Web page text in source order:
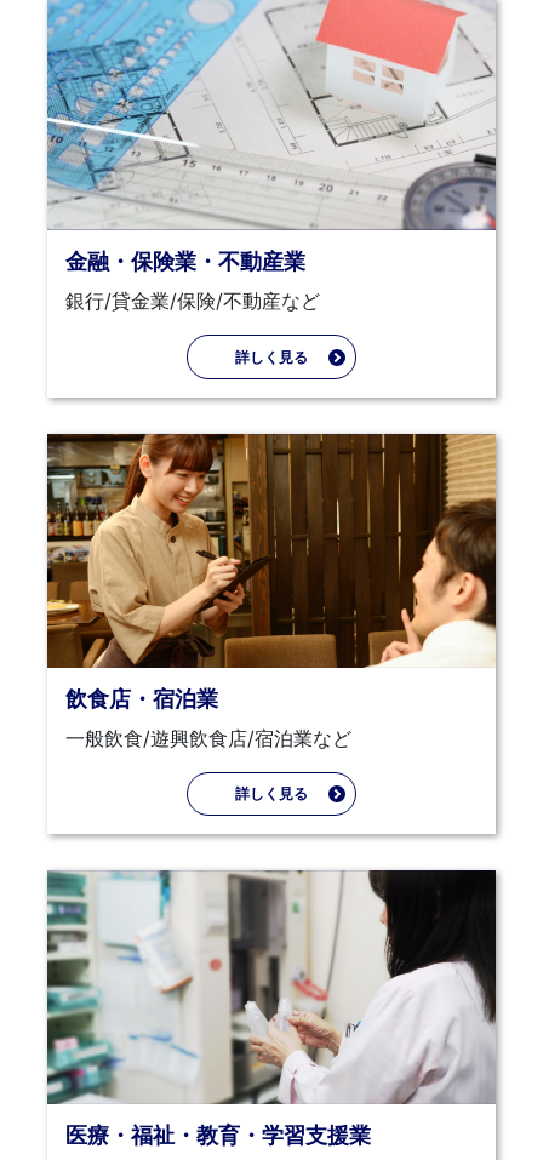
金融・保険業・不動産業
銀行/貸金業/保険/不動産など
詳しく見る
飲食店・宿泊業
一般飲食/遊興飲食店/宿泊業など
詳しく見る
医療・福祉・教育・学習支援業